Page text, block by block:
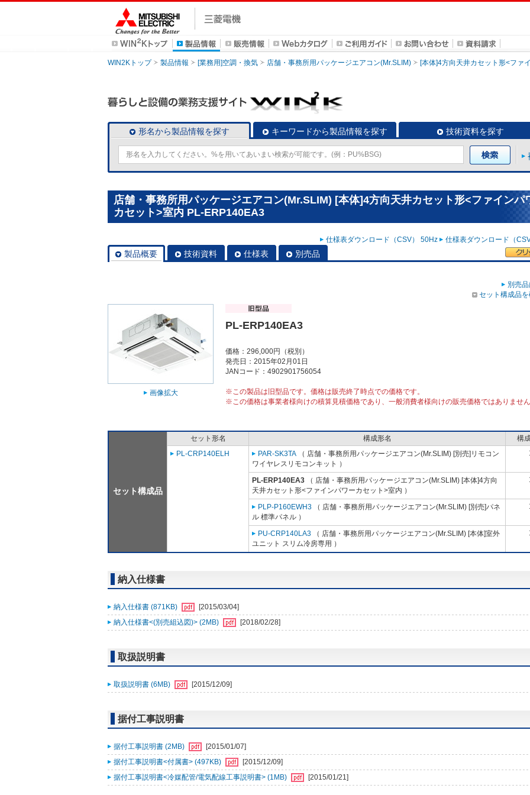
WIN2Kトップ 製品情報 [業務用]空調・換気 店舗・事務所用パッケージエアコン(Mr.SLIM) [本体]4方向天井カセット形<ファ
形名から製品情報を探す キーワードから製品情報を探す 技術資料を探す
店舗・事務所用パッケージエアコン(Mr.SLIM) [本体]4方向天井カセット形<ファインパ
カセット>室内 PL-ERP140EA3
仕様表ダウンロード（CSV） 50Hz 仕様表ダウンロード（
製品概要 技術資料 仕様表 別売品
別売
セット構成品
画像拡大
PL-ERP140EA3
価格：296,000円（税別）
発売日：2015年02月01日
JANコード：4902901756054
※この製品は旧型品です。価格は販売終了時点での価格です。
※この価格は事業者様向けの積算見積価格であり、一般消費者様向けの販売価格ではありませ
セット構成品
セット形名 構成形名
構
PL-CRP140ELH
PAR-SK3TA （ 店舗・事務所用パッケージエアコン(Mr.SLIM) [別売]リモコン
ワイヤレスリモコンキット ）
PL-ERP140EA3 （ 店舗・事務所用パッケージエアコン(Mr.SLIM) [本体]4方向
天井カセット形<ファインパワーカセット>室内 ）
PLP-P160EWH3 （ 店舗・事務所用パッケージエアコン(Mr.SLIM) [別売]パネ
ル 標準パネル ）
PU-CRP140LA3 （ 店舗・事務所用パッケージエアコン(Mr.SLIM) [本体]室外
ユニット スリム冷房専用 ）
納入仕様書
納入仕様書 (871KB)
[2015/03/04]
納入仕様書<(別売組込図)> (2MB)
[2018/02/28]
取扱説明書
取扱説明書 (6MB) [2015/12/09]
据付工事説明書
据付工事説明書 (2MB)
[2015/01/07]
据付工事説明書<付属書> (497KB)
[2015/12/09]
据付工事説明書<冷媒配管/電気配線工事説明書> (1MB)
[2015/01/21]